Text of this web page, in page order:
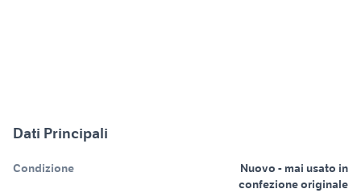
Dati Principali
Condizione
Nuovo - mai usato in
confezione originale